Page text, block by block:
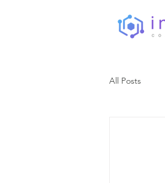
All Posts